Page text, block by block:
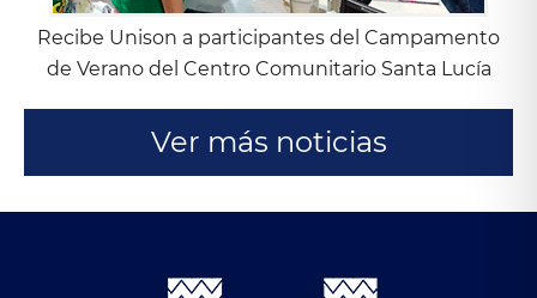
Recibe Unison a participantes del Campamento
de Verano del Centro Comunitario Santa Lucía
Ver más noticias